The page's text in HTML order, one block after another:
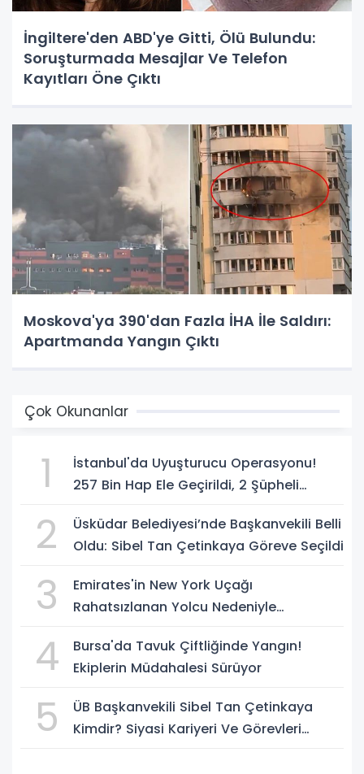
İngiltere'den ABD'ye Gitti, Ölü Bulundu:
Soruşturmada Mesajlar Ve Telefon
Kayıtları Öne Çıktı
Moskova'ya 390'dan Fazla İHA İle Saldırı:
Apartmanda Yangın Çıktı
Çok Okunanlar
1
İstanbul'da Uyuşturucu Operasyonu!
257 Bin Hap Ele Geçirildi, 2 Şüpheli
2
Üsküdar Belediyesi’nde Başkanvekili Belli
Oldu: Sibel Tan Çetinkaya Göreve Seçildi
3
Emirates'in New York Uçağı
Rahatsızlanan Yolcu Nedeniyle
4
Bursa'da Tavuk Çiftliğinde Yangın!
Ekiplerin Müdahalesi Sürüyor
5
ÜB Başkanvekili Sibel Tan Çetinkaya
Kimdir? Siyasi Kariyeri Ve Görevleri